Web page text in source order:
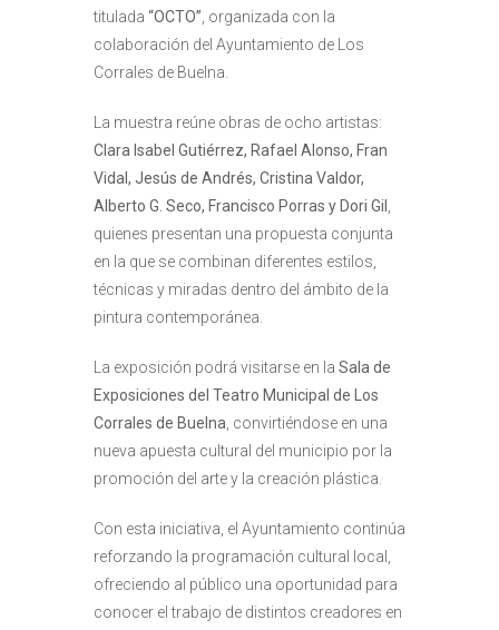
titulada “OCTO”, organizada con la
colaboración del Ayuntamiento de Los
Corrales de Buelna.
La muestra reúne obras de ocho artistas:
Clara Isabel Gutiérrez, Rafael Alonso, Fran
Vidal, Jesús de Andrés, Cristina Valdor,
Alberto G. Seco, Francisco Porras y Dori Gil ,
quienes presentan una propuesta conjunta
en la que se combinan diferentes estilos,
técnicas y miradas dentro del ámbito de la
pintura contemporánea.
La exposición podrá visitarse en la Sala de
Exposiciones del Teatro Municipal de Los
Corrales de Buelna, convirtiéndose en una
nueva apuesta cultural del municipio por la
promoción del arte y la creación plástica.
Con esta iniciativa, el Ayuntamiento continúa
reforzando la programación cultural local,
ofreciendo al público una oportunidad para
conocer el trabajo de distintos creadores en